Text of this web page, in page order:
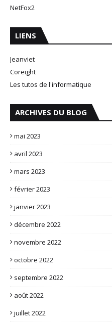
NetFox2
LIENS
Jeanviet
Coreight
Les tutos de l'informatique
ARCHIVES DU BLOG
mai 2023
avril 2023
mars 2023
février 2023
janvier 2023
décembre 2022
novembre 2022
octobre 2022
septembre 2022
août 2022
juillet 2022